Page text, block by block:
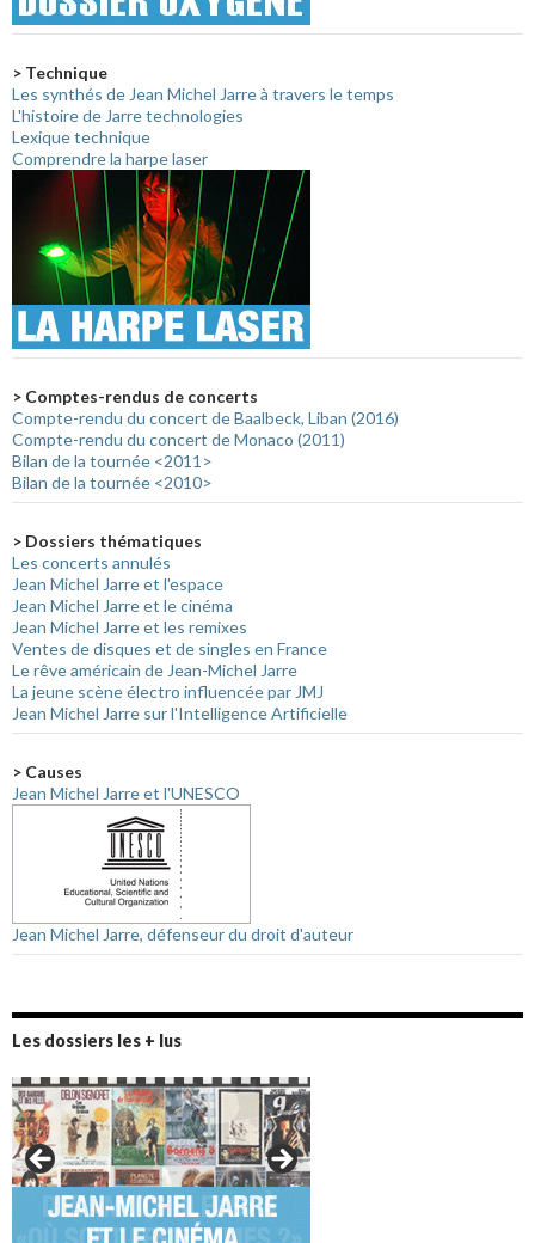
> Technique
Les synthés de Jean Michel Jarre à travers le temps
L'histoire de Jarre technologies
Lexique technique
Comprendre la harpe laser
> Comptes-rendus de concerts
Compte-rendu du concert de Baalbeck, Liban (2016)
Compte-rendu du concert de Monaco (2011)
Bilan de la tournée <2011>
Bilan de la tournée <2010>
> Dossiers thématiques
Les concerts annulés
Jean Michel Jarre et l'espace
Jean Michel Jarre et le cinéma
Jean Michel Jarre et les remixes
Ventes de disques et de singles en France
Le rêve américain de Jean-Michel Jarre
La jeune scène électro influencée par JMJ
Jean Michel Jarre sur l'Intelligence Artificielle
> Causes
Jean Michel Jarre et l'UNESCO
Jean Michel Jarre, défenseur du droit d'auteur
Les dossiers les + lus